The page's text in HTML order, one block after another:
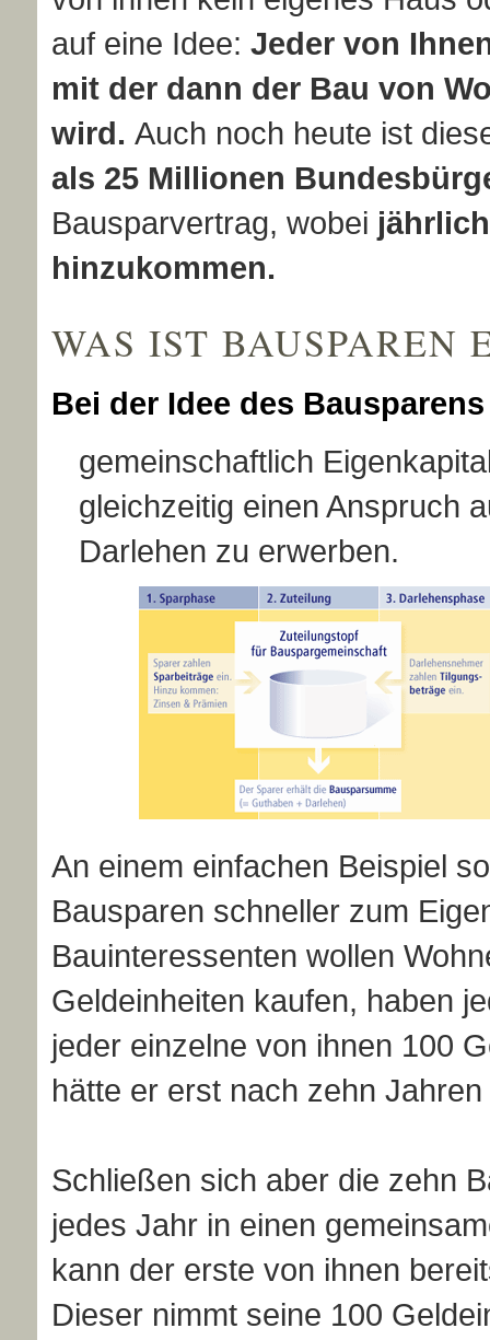
auf eine Idee: Jeder von
mit der dann der Bau von
wird. Auch noch heute ist
als 25 Millionen
Bausparvertrag, wobei
hinzukommen.
WAS IST BAUSPAREN
Bei der Idee des
gemeinschaftlich
gleichzeitig einen Anspruch
Darlehen zu erwerben.
An einem einfachen Beispiel
Bausparen schneller zum
Bauinteressenten wollen
Geldeinheiten kaufen, haben
jeder einzelne von ihnen 100
hätte er erst nach zehn
Schließen sich aber die zehn
jedes Jahr in einen
kann der erste von ihnen
Dieser nimmt seine 100